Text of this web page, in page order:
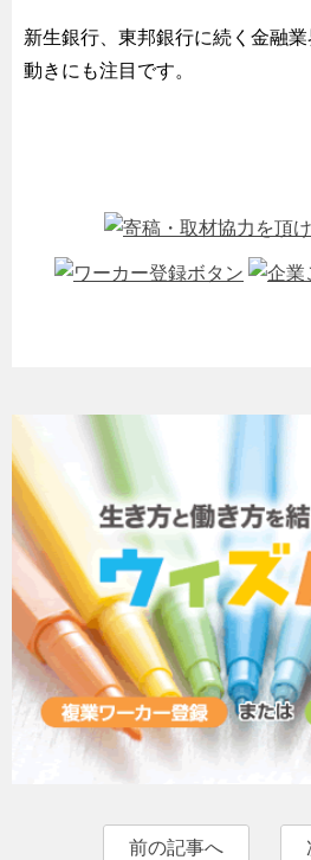
新生銀行、東邦銀行に続く金融
動きにも注目です。
前の記事へ